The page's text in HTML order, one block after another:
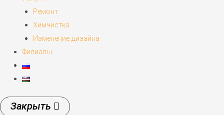
Ремонт
Химчистка
Изменение дизайна
Филиалы